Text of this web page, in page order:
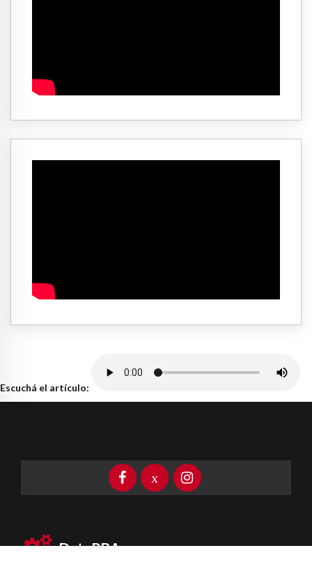
Escuchá el artículo:
DataPBA